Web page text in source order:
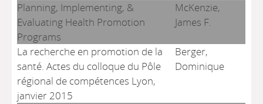
Planning, Implementing, &
Evaluating Health Promotion
Programs
McKenzie,
James F.
La recherche en promotion de la
santé. Actes du colloque du Pôle
régional de compétences Lyon,
janvier 2015
Berger,
Dominique